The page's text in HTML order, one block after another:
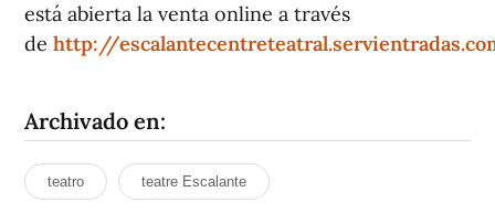
está abierta la venta online a través
de http://
Archivado en:
teatro teatre Escalante